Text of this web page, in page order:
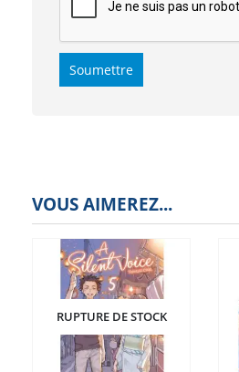
VOUS AIMEREZ...
RUPTURE DE STOCK